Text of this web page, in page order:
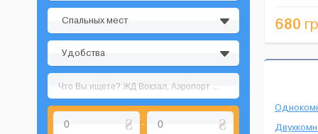
Спальных мест
Удобства
-
680